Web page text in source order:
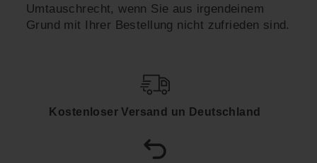
Umtauschrecht, wenn Sie aus irgendeinem
Grund mit Ihrer Bestellung nicht zufrieden sind.
Kostenloser Versand un Deutschland